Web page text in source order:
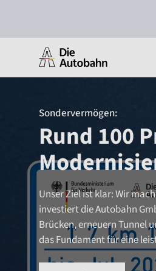
Sondervermögen:
Rund 100
Unser Ziel ist klar: Wir
investiert die Autobahn
Brücken, erneuern Tunnel
das Fundament für eine